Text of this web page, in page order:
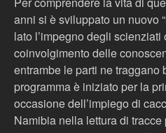
anni si è sviluppato un nuovo
lato l’impegno degli
coinvolgimento delle
entrambe le parti ne traggano
programma è iniziato per la
occasione dell’impiego di
Namibia nella lettura di